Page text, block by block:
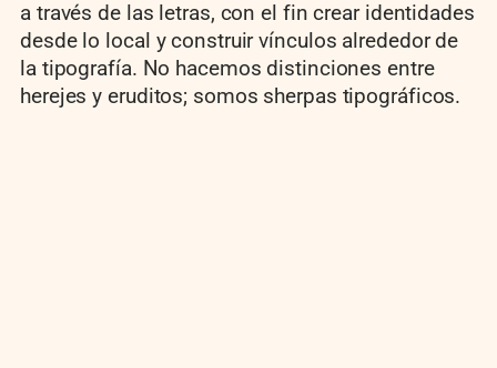
a través de las letras, con el fin crear identidades
desde lo local y construir vínculos alrededor de
la tipografía. No hacemos distinciones entre
herejes y eruditos; somos sherpas tipográficos.